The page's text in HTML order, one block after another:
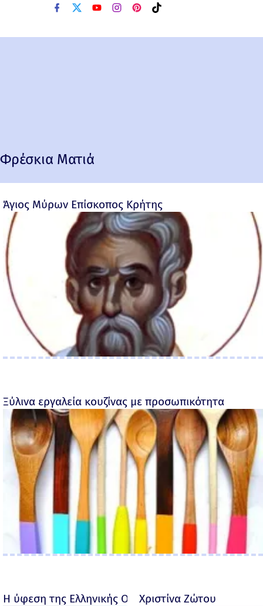
Φρέσκια Ματιά
Άγιος Μύρων Επίσκοπος Κρήτης
Ξύλινα εργαλεία κουζίνας με προσωπικότητα
Η ύφεση της Ελληνικής Οικονομίας - Ροσέτος
Χριστίνα Ζώτου